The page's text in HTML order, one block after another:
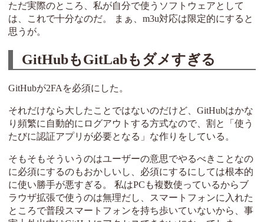
ただ実際のところ、私が自分で使うソフトウェアとして
は、これで十分なのだ。 まぁ、m3u対応は限定的にすると
思うが。
GitHubもGitLabもダメすぎる
GitHubが2FAを必須にした。
それだけなら大したことではないのだけど、GitHubはかな
り頻繁に自動的にログアウトする方式なので、割と「使う
たびに認証アプリが必要となる」な作りをしている。
そもそもそういうのはユーザーの意思でやるべきことなの
に必須にするのもおかしいし、必須にするにしては根本的
に使い勝手が悪すぎる。 私はPCも複数使っているからブ
ラウザ拡張で使うのは無理だし、スマートフォンに入れた
ところで普段スマートフォンを持ち歩いていないから、事